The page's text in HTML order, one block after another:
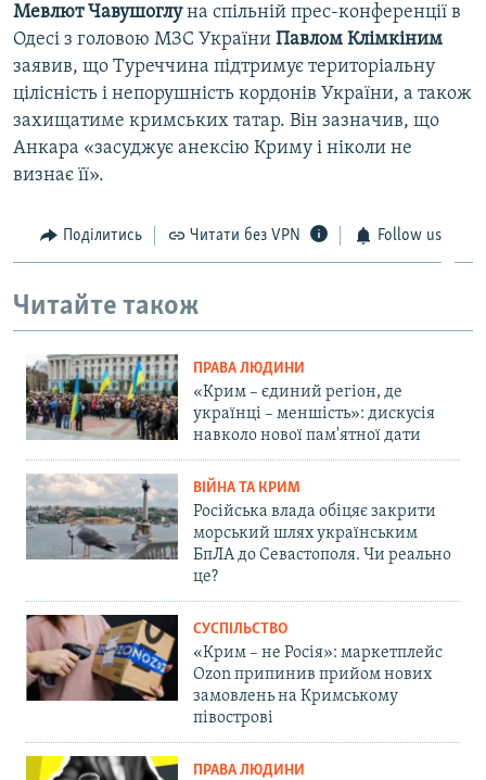
Мевлют Чавушоглуна спільній прес-конференції в
Одесі з головою МЗС України Павлом Клімкіним
заявив, що Туреччина підтримує територіальну
цілісність і непорушність кордонів України, а також
захищатиме кримських татар. Він зазначив, що
Анкара «засуджує анексію Криму і ніколи не
визнає її».
Поділитись Читати без VPN Follow us
Читайте також
ПРАВА ЛЮДИНИ
«Крим – єдиний регіон, де
українці – меншість»: дискусія
навколо нової пам'ятної дати
ВІЙНА ТА КРИМ
Російська влада обіцяє закрити
морський шлях українським
БпЛА до Севастополя. Чи реально
це?
СУСПІЛЬСТВО
«Крим – не Росія»: маркетплейс
Ozon припинив прийом нових
замовлень на Кримському
півострові
ПРАВА ЛЮДИНИ